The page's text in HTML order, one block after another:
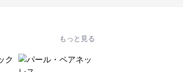
もっと見る